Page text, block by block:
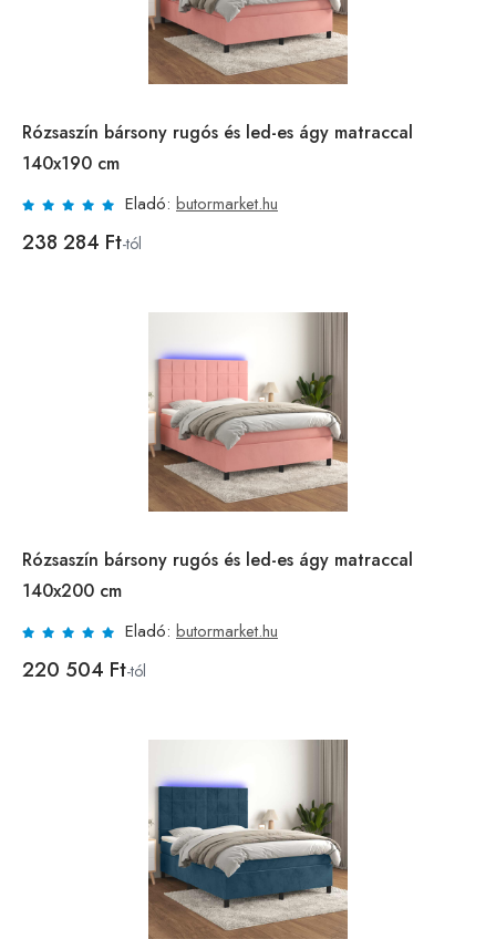
Rózsaszín bársony rugós és led-es ágy matraccal
140x190 cm
Eladó: butormarket.hu
238 284 Ft-tól
Rózsaszín bársony rugós és led-es ágy matraccal
140x200 cm
Eladó: butormarket.hu
220 504 Ft-tól